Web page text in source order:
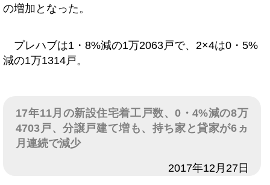
の増加となった。
プレハブは1・8%減の1万2063戸で、2×4は0・5%
減の1万1314戸。
17年11月の新設住宅着工戸数、0・4%減の8万
4703戸、分譲戸建て増も、持ち家と貸家が6ヵ
月連続で減少
2017年12月27日